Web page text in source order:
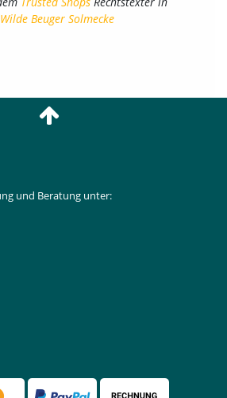
Wilde Beuger Solmecke
und Beratung unter: